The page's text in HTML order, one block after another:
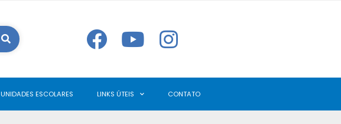
UNIDADES ESCOLARES LINKS ÚTEIS CONTATO